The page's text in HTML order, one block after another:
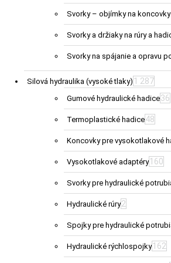
Svorky – objímky na
Svorky a držiaky na rúry a
Svorky na spájanie a opravu
Silová hydraulika (vysoké tlaky) 1 287
Gumové hydraulické hadice36
Termoplastické hadice48
Koncovky pre vysokotlakové
Vysokotlakové adaptéry 160
Svorky pre hydraulické
Hydraulické rúry2
Spojky pre hydraulické
Hydraulické rýchlospojky 162